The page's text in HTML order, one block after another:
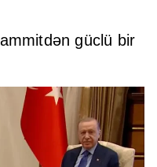
güclü bir